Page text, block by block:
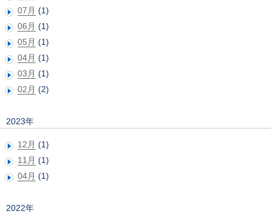
07月 (1)
06月 (1)
05月 (1)
04月 (1)
03月 (1)
02月 (2)
2023年
12月 (1)
11月 (1)
04月 (1)
2022年